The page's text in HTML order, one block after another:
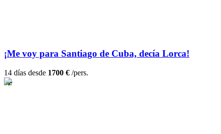
¡Me voy para Santiago de Cuba, decía Lorca!
14 días desde 1700 € /pers.